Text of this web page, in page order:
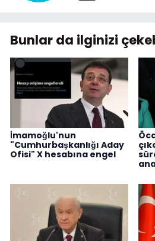
Bunlar da ilginizi
İmamoğlu'nun
"Cumhurbaşkanlığı Aday
Ofisi" X hesabına engel